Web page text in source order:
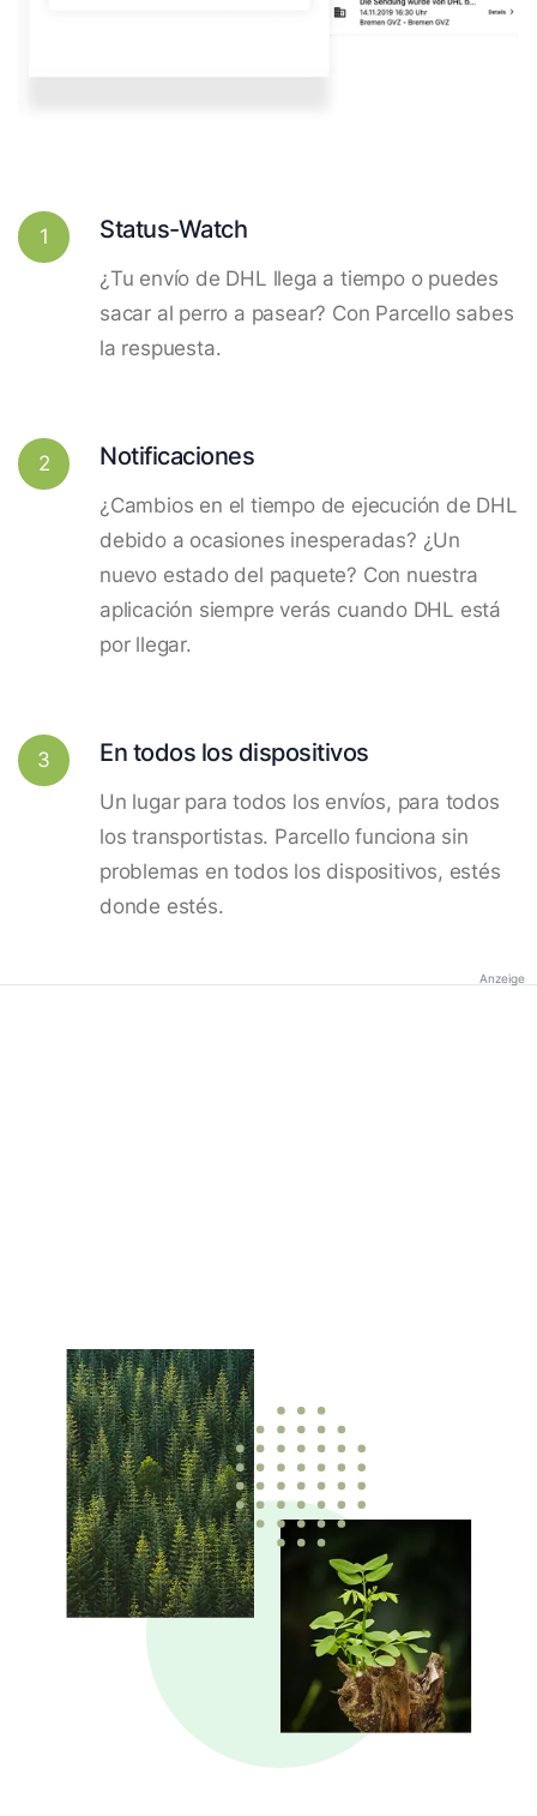
1 Status-Watch
¿Tu envío de DHL llega a tiempo o puedes
sacar al perro a pasear? Con Parcello sabes
la respuesta.
2 Notificaciones
¿Cambios en el tiempo de ejecución de DHL
debido a ocasiones inesperadas? ¿Un
nuevo estado del paquete? Con nuestra
aplicación siempre verás cuando DHL está
por llegar.
3 En todos los dispositivos
Un lugar para todos los envíos, para todos
los transportistas. Parcello funciona sin
problemas en todos los dispositivos, estés
donde estés.
Anzeige